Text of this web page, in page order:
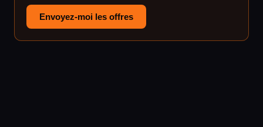
Envoyez-moi les offres